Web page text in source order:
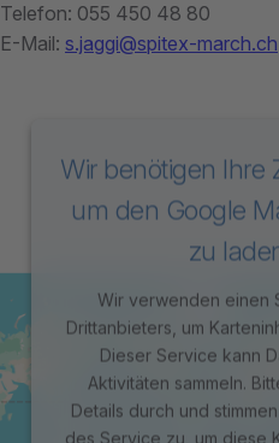
Telefon: 055 450 48 80
E-Mail: s.jaggi@spitex-march.ch
Wir benötigen Ihre
um den Google
zu
Wir verwenden einen
Drittanbieters, um
Dieser Service kann
Aktivitäten sammeln.
Details durch und
des Service zu, um diese